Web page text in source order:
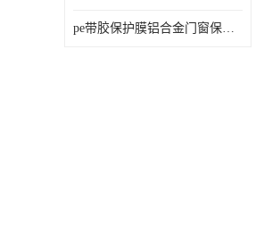
pe带胶保护膜铝合金门窗保护不锈钢板保护膜大理石建筑材料保护